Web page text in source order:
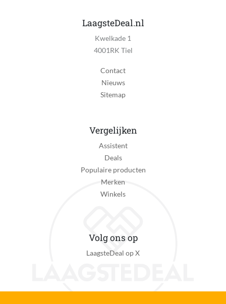
LaagsteDeal.nl
Kwelkade 1
4001RK Tiel
Contact
Nieuws
Sitemap
Vergelijken
Assistent
Deals
Populaire producten
Merken
Winkels
Volg ons op
LaagsteDeal op X